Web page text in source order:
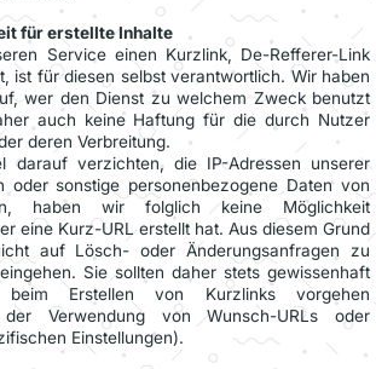
für erstellte Inhalte
Service einen Kurzlink, De-Refferer-Link
ist für diesen selbst verantwortlich. Wir haben
wer den Dienst zu welchem Zweck benutzt
auch keine Haftung für die durch Nutzer
deren Verbreitung.
darauf verzichten, die IP-Adressen unserer
oder sonstige personenbezogene Daten von
haben wir folglich keine Möglichkeit
eine Kurz-URL erstellt hat. Aus diesem Grund
auf Lösch- oder Änderungsanfragen zu
Sie sollten daher stets gewissenhaft
beim Erstellen von Kurzlinks vorgehen
Verwendung von Wunsch-URLs oder
Einstellungen).